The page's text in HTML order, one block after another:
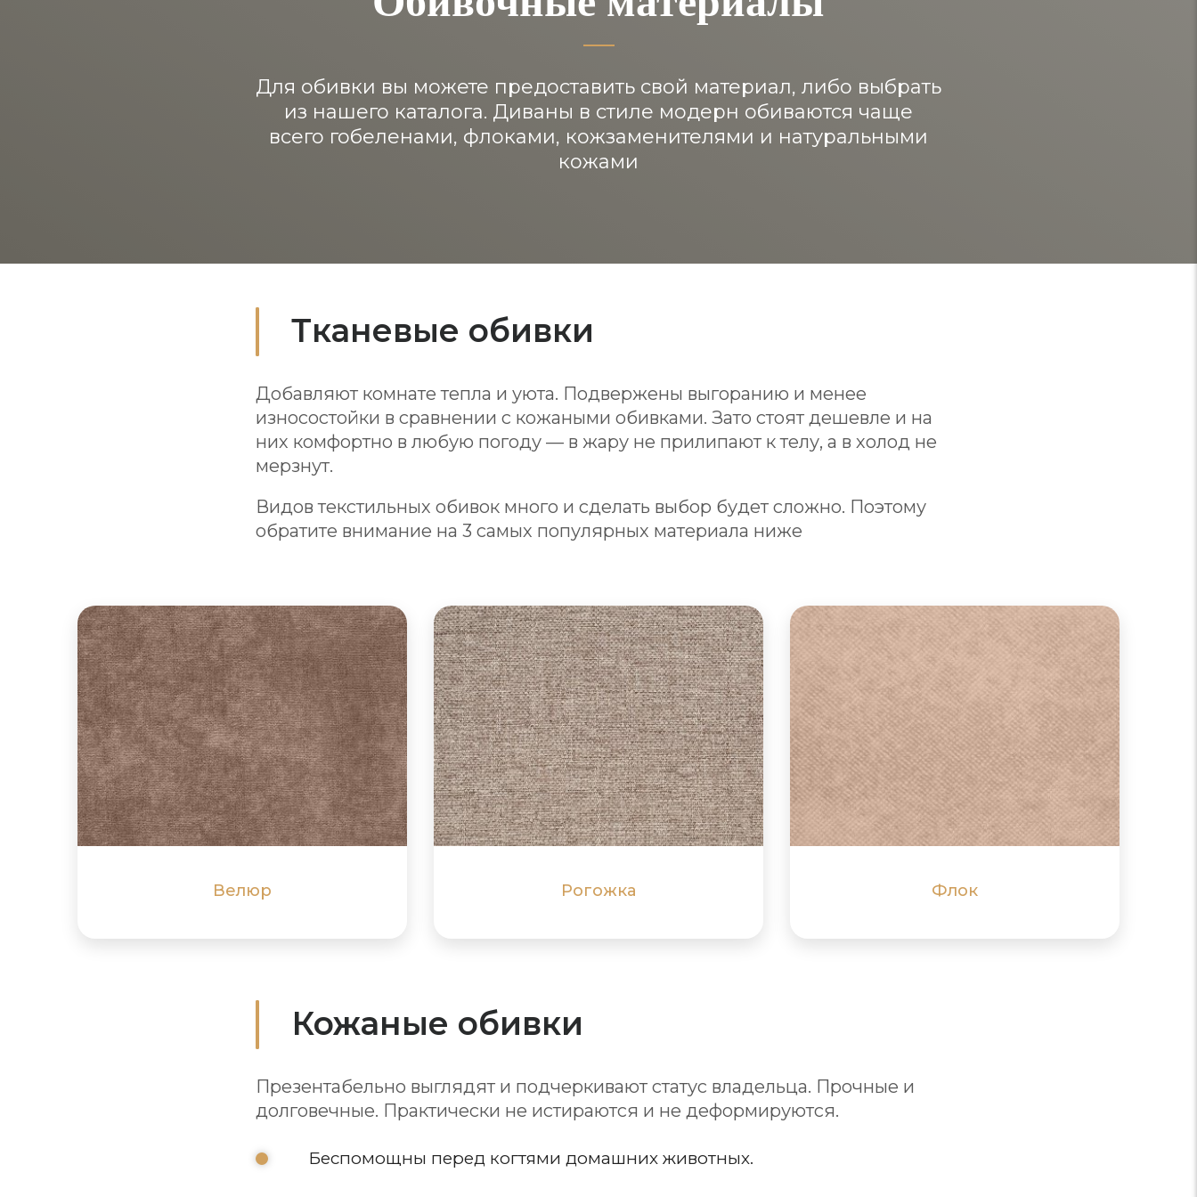
Для обивки вы можете предоставить свой материал, либо выбрать
из нашего каталога. Диваны в стиле модерн обиваются чаще
всего гобеленами, флоками, кожзаменителями и натуральными
кожами
Тканевые обивки
Добавляют комнате тепла и уюта. Подвержены выгоранию и менее
износостойки в сравнении с кожаными обивками. Зато стоят дешевле и на
них комфортно в любую погоду — в жару не прилипают к телу, а в холод не
мерзнут.
Видов текстильных обивок много и сделать выбор будет сложно. Поэтому
обратите внимание на 3 самых популярных материала ниже
Велюр
Диваны из велюра
Велюр для обивки мебели может быть из
синтетических, натуральных или
комбинированных материалов. Поверхность
ворса: гладкая, тисненая или фасонная.
Однотонный или с принтом
ПОДРОБНЕЕ
ПОДРОБНЕЕ Рогожка
Диваны из рогожки
Приятный на ощупь, легкий в уходе, красивый
и прочный материал из натуральных или
синтетических волокон. «Рогожка» - это тип
плетения. Ткань может быть любой
плотности, толщины, цвета и состава
ПОДРОБНЕЕ
ПОДРОБНЕЕ Флок
Диваны из флока
Прочная, устойчивая к выгоранию, сминанию
и когтям животных ткань с мягким коротким
ворсом. Не боится низких температур, но
неустойчива к высоким. Электризуется,
притягивает и накапливает пыль, не
впитывает воду
ПОДРОБНЕЕ
ПОДРОБНЕЕ
Кожаные обивки
Презентабельно выглядят и подчеркивают статус владельца. Прочные и
долговечные. Практически не истираются и не деформируются.
Беспомощны перед когтями домашних животных.